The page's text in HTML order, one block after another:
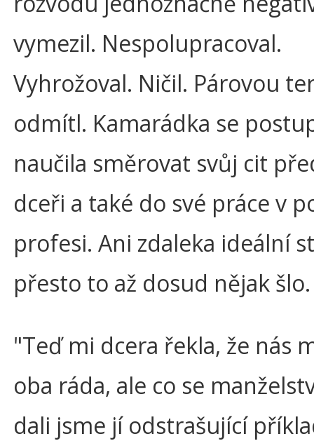
vymezil. Nespolupracoval.
Vyhrožoval. Ničil. Párovou
odmítl. Kamarádka se
naučila směrovat svůj cit
dceři a také do své práce v
profesi. Ani zdaleka ideální
přesto to až dosud nějak šlo.
"Teď mi dcera řekla, že nás
oba ráda, ale co se
dali jsme jí odstrašující